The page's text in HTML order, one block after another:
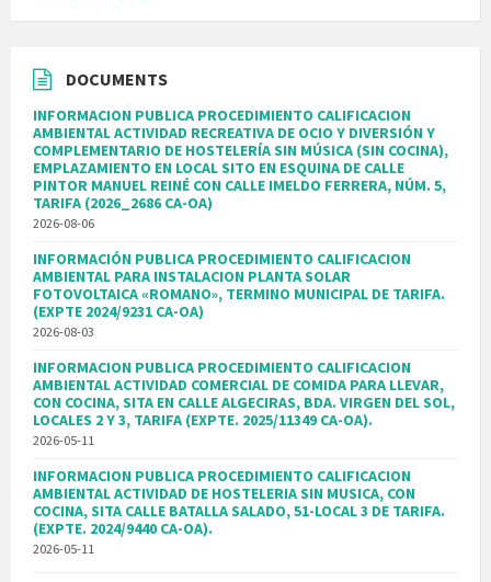
DOCUMENTS
INFORMACION PUBLICA PROCEDIMIENTO CALIFICACION
AMBIENTAL ACTIVIDAD RECREATIVA DE OCIO Y DIVERSIÓN Y
COMPLEMENTARIO DE HOSTELERÍA SIN MÚSICA (SIN COCINA),
EMPLAZAMIENTO EN LOCAL SITO EN ESQUINA DE CALLE
PINTOR MANUEL REINÉ CON CALLE IMELDO FERRERA, NÚM. 5,
TARIFA (2026_2686 CA-OA)
2026-08-06
INFORMACIÓN PUBLICA PROCEDIMIENTO CALIFICACION
AMBIENTAL PARA INSTALACION PLANTA SOLAR
FOTOVOLTAICA «ROMANO», TERMINO MUNICIPAL DE TARIFA.
(EXPTE 2024/9231 CA-OA)
2026-08-03
INFORMACION PUBLICA PROCEDIMIENTO CALIFICACION
AMBIENTAL ACTIVIDAD COMERCIAL DE COMIDA PARA LLEVAR,
CON COCINA, SITA EN CALLE ALGECIRAS, BDA. VIRGEN DEL SOL,
LOCALES 2 Y 3, TARIFA (EXPTE. 2025/11349 CA-OA).
2026-05-11
INFORMACION PUBLICA PROCEDIMIENTO CALIFICACION
AMBIENTAL ACTIVIDAD DE HOSTELERIA SIN MUSICA, CON
COCINA, SITA CALLE BATALLA SALADO, 51-LOCAL 3 DE TARIFA.
(EXPTE. 2024/9440 CA-OA).
2026-05-11